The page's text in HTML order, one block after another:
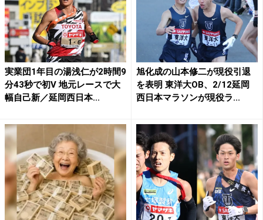
実業団1年目の湯浅仁が2時間9
分43秒で初V 地元レースで大
幅自己新／延岡西日本...
旭化成の山本修二が現役引退
を表明 東洋大OB、2/12延岡
西日本マラソンが現役ラ...